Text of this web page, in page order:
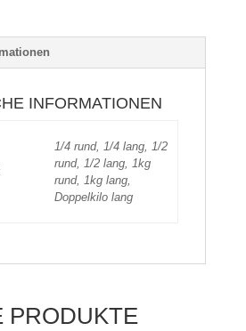
INFORMATIONEN
1/4 rund, 1/4 lang, 1/2
rund, 1/2 lang, 1kg
rund, 1kg lang,
Doppelkilo lang
PRODUKTE